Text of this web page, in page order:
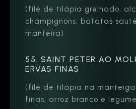
(filé de tilápia grelhado,
champignons, batatas
manteira)
55. SAINT PETER AO
ERVAS FINAS
(filé de tilápia na manteiga
finas, arroz branco e